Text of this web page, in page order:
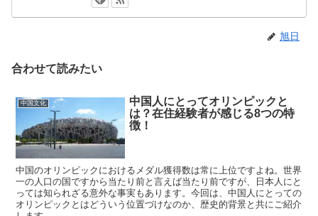
旭日
合わせて読みたい
中国文化
中国人にとってオリンピックと
は？在住経験者が感じる8つの特
徴！
中国のオリンピックにおけるメダル獲得数は常に上位ですよね。世界
一の人口の国ですから当たり前と言えば当たり前ですが、日本人にと
っては知られざる意外な事実もあります。今回は、中国人にとっての
オリンピックとはどういう位置づけなのか、歴史的背景と共にご紹介